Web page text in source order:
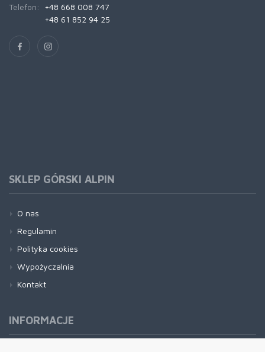
Telefon:
+48 668 008 747
+48 61 852 94 25
SKLEP GÓRSKI ALPIN
O nas
Regulamin
Polityka cookies
Wypożyczalnia
Kontakt
INFORMACJE